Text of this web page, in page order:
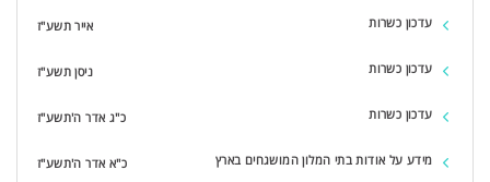
אייר תשע"ז עדכון כשרות
ניסן תשע"ז עדכון כשרות
כ"ג אדר ה'תשע"ז עדכון כשרות
כ"א אדר ה'תשע"ז מידע על אודות בתי המלון המושגחים בארץ